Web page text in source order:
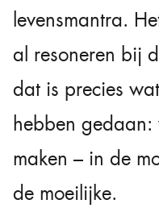
levensmantra.
al resoneren bij
dat is precies
hebben
maken – in de
de moeilijke.